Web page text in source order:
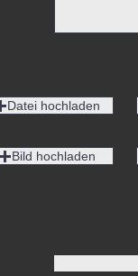
Datei hochladen
Bild hochladen